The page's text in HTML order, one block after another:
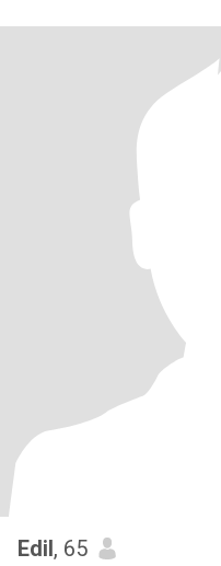
Edil, 65